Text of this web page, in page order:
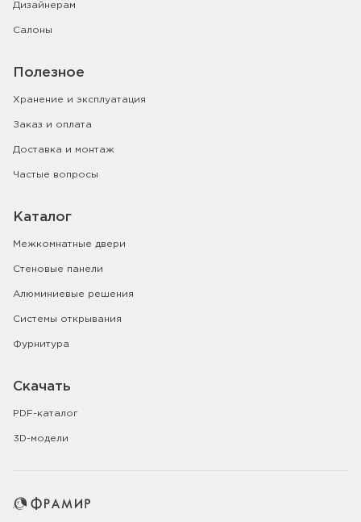
Дизайнерам
Салоны
Полезное
Хранение и эксплуатация
Заказ и оплата
Доставка и монтаж
Частые вопросы
Каталог
Межкомнатные двери
Стеновые панели
Алюминиевые решения
Системы открывания
Фурнитура
Скачать
PDF-каталог
3D-модели